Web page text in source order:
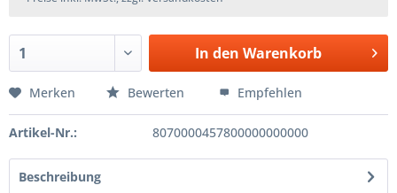
In den Warenkorb
Merken Bewerten Empfehlen
Artikel-Nr.: 8070000457800000000000
Beschreibung